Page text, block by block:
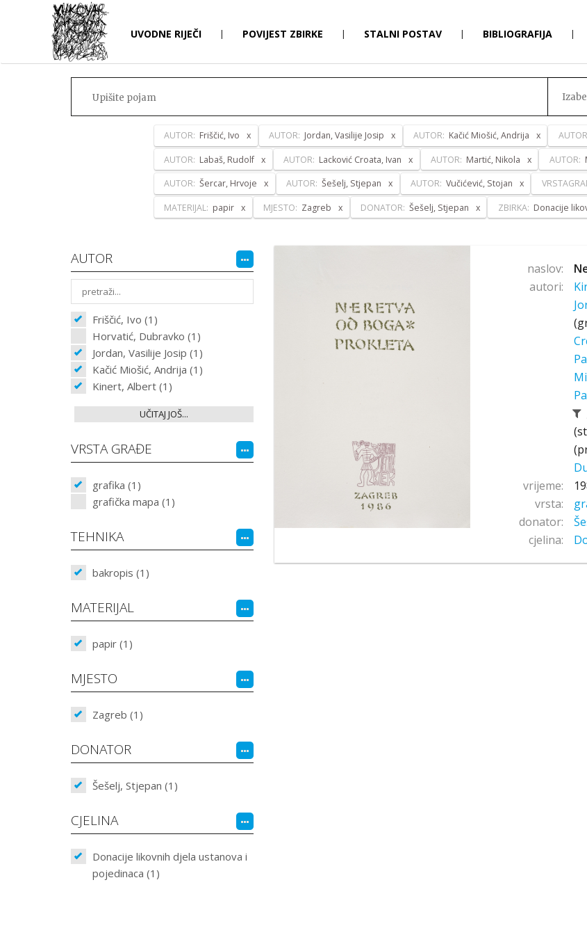
UVODNE RIJEČI | POVIJEST ZBIRKE | STALNI POSTAV | BIBLIOGRAFIJA |
AUTOR: Friščić, Ivo AUTOR: Jordan, Vasilije Josip AUTOR: Kačić Miošić, Andrija
AUTOR: Labaš, Rudolf AUTOR: Lacković Croata, Ivan AUTOR: Martić, Nikola AUTOR:
AUTOR: Šercar, Hrvoje AUTOR: Šešelj, Stjepan AUTOR: Vučićević, Stojan
MATERIJAL: papir MJESTO: Zagreb DONATOR: Šešelj, Stjepan ZBIRKA: Donacije
AUTOR
Friščić, Ivo (1)
Horvatić, Dubravko (1)
Jordan, Vasilije Josip (1)
Kačić Miošić, Andrija (1)
Kinert, Albert (1)
UČITAJ JOŠ...
VRSTA GRAĐE
grafika (1)
grafička mapa (1)
TEHNIKA
bakropis (1)
MATERIJAL
papir (1)
MJESTO
Zagreb (1)
DONATOR
Šešelj, Stjepan (1)
CJELINA
Donacije likovnih djela ustanova i
pojedinaca (1)
naslov:
autori:
vrijeme:
vrsta:
donator:
cjelina: